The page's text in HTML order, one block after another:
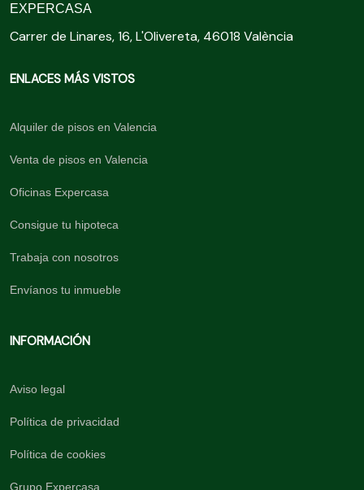
EXPERCASA
Carrer de Linares, 16, L'Olivereta, 46018 València
ENLACES MÁS VISTOS
Alquiler de pisos en Valencia
Venta de pisos en Valencia
Oficinas Expercasa
Consigue tu hipoteca
Trabaja con nosotros
Envíanos tu inmueble
INFORMACIÓN
Aviso legal
Política de privacidad
Política de cookies
Grupo Expercasa